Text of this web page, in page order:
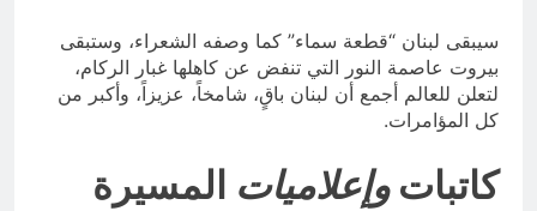
سيبقى لبنان “قطعة سماء” كما وصفه الشعراء، وستبقى
بيروت عاصمة النور التي تنفض عن كاهلها غبار الركام،
لتعلن للعالم أجمع أن لبنان باقٍ، شامخاً، عزيزاً، وأكبر من
كل المؤامرات.
كاتباتوإعلاميات المسيرة